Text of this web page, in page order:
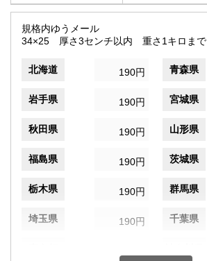
規格内ゆうメール
34×25 厚さ3センチ以内 重さ1キロまで
北海道 190円 青森県
岩手県 190円 宮城県
秋田県 190円 山形県
福島県 190円 茨城県
栃木県 190円 群馬県
埼玉県 190円 千葉県